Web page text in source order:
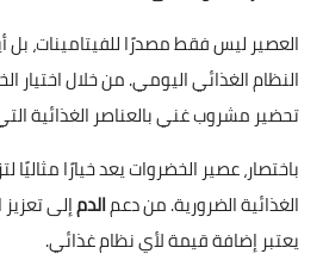
العصير ليس فقط مصدرًا للفيتامينات، بل
النظام الغذائي اليومي. من خلال اختيار
تحضير مشروب غني بالعناصر الغذائية
باختصار، عصير الخضروات يعد خيارًا مثاليًا
الغذائية الضرورية. من دعمالدمإلى
يعتبر إضافة قيمة لأي نظام غذائي.